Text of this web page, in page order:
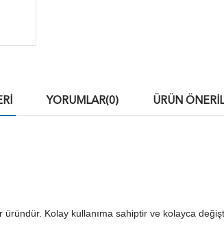
YORUMLAR(0) ÜRÜN
Kolay kullanıma sahiptir ve kolayca